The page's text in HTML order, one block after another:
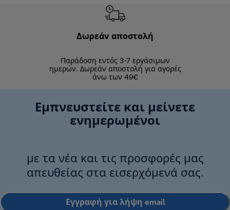
Δωρεάν αποστολή
Παράδοση εντός 3-7 εργάσιμων
ημερών. Δωρεάν αποστολή για αγορές
άνω των 49€
Εμπνευστείτε και μείνετε
ενημερωμένοι
με τα νέα και τις προσφορές μας
απευθείας στα εισερχόμενά σας.
Εγγραφή για λήψη email